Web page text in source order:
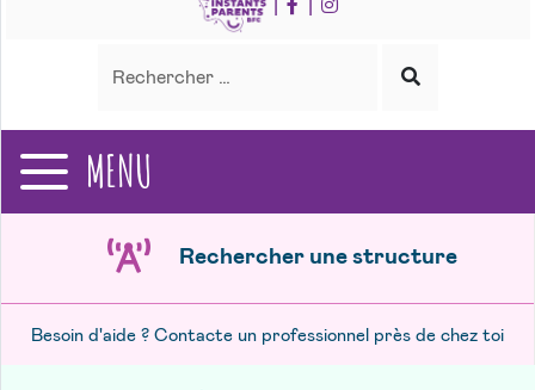
Lancer
recherche
MENU
Rechercher une structure
Besoin d'aide ? Contacte un professionnel près de chez toi